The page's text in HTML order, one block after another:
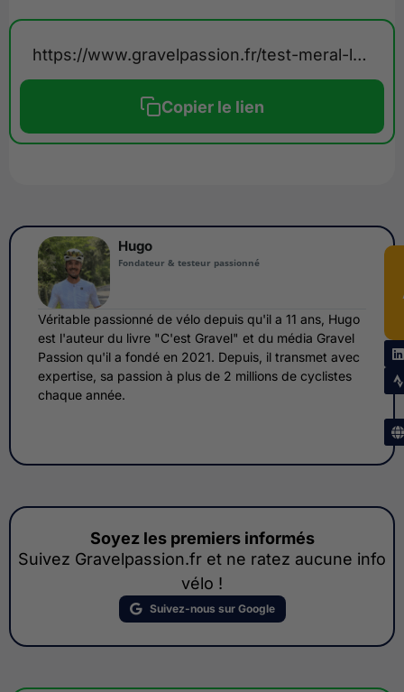
https://www.gravelpassion.fr/test-meral-louison/
Copier le lien
Hugo
Fondateur & testeur passionné
Véritable passionné de vélo depuis qu'il a 11 ans, Hugo
est l'auteur du livre "C'est Gravel" et du média Gravel
Passion qu'il a fondé en 2021. Depuis, il transmet avec
expertise, sa passion à plus de 2 millions de cyclistes
chaque année.
Soyez les premiers informés
Suivez Gravelpassion.fr et ne ratez aucune info
vélo !
Suivez-nous sur Google